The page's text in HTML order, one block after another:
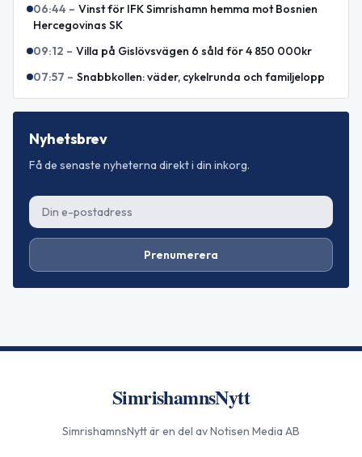
06:44 – Vinst för IFK Simrishamn hemma mot Bosnien
Hercegovinas SK
09:12 – Villa på Gislövsvägen 6 såld för 4 850 000kr
07:57 – Snabbkollen: väder, cykelrunda och familjelopp
Nyhetsbrev
Få de senaste nyheterna direkt i din inkorg.
Prenumerera
SimrishamnsNytt
SimrishamnsNyttär en del av Notisen Media AB